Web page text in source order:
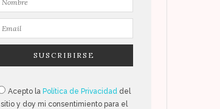
Acepto la Política de Privacidad del
sitio y doy mi consentimiento para el